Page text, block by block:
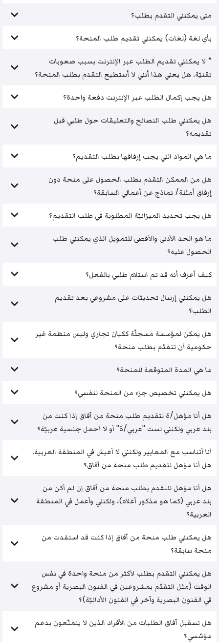
متى يمكنني التقدم بطلب؟
بأي لغة (لغات) يمكنني تقديم طلب المنحة؟
* لا يمكنني تقديم الطلب عبر الإنترنت بسبب صعوبات
تقنيّة. هل يعني هذا أنني لا أستطيع التقدم بطلب المنحة؟
هل يجب إكمال الطلب عبر الإنترنت دفعة واحدة؟
هل يمكنني طلب النصائح والتعليقات حول طلبي قبل
تقديمه؟
ما هي المواد التي يجب إرفاقها بطلب التقديم؟
هل من الممكن التقدم بطلب الحصول على منحة دون
إرفاق أمثلة/ نماذج عن أعمالي السابقة؟
هل يجب تحديد الميزانيّة المطلوبة في طلب التقديم؟
ما هو الحد الأدنى والأقصى للتمويل الذي يمكنني طلب
الحصول عليه؟
كيف أعرف أنه قد تم استلام طلبي بالفعل؟
هل يمكنني إرسال تحديثات على مشروعي بعد تقديم
الطلب؟
هل يمكن لمؤسسة مسجلّة ككيان تجاري وليس منظمة غير
حكومية أن تتقدّم بطلب منحة؟
ما هي المدة المتوقعة للمنحة؟
هل يمكنني تخصيص جزء من المنحة لنفسي؟
هل أنا مؤهل/ة لتقديم طلب منحة من آفاق إذا كنت من
بلد عربي ولكنني لست "عربي/ة" أو لا أحمل جنسية عربيّة؟
أنا أتناسب مع المعايير ولكنني لا أعيش في المنطقة العربية.
هل أنا مؤهل لتقديم طلب منحة من آفاق؟
هل أنا مؤهل للتقدم بطلب منحة من آفاق إن لم أكن من
بلد عربي (كما هو مذكور أعلاه)، ولكنني وأعمل في المنطقة
العربية؟
هل يمكنني طلب منحة من آفاق إذا كنت قد استفدت من
منحة سابقة؟
هل يمكنني التقدم بطلب لأكثر من منحة واحدة في نفس
الوقت (مثل التقدّم بمشروعين في الفنون البصرية أو مشروع
في الفنون البصرية وآخر في الفنون الأدائيّة)؟
هل تسقبل آفاق الطلبات من الأفراد الذين لا يتمتّعون بدعم
مؤسّسي؟